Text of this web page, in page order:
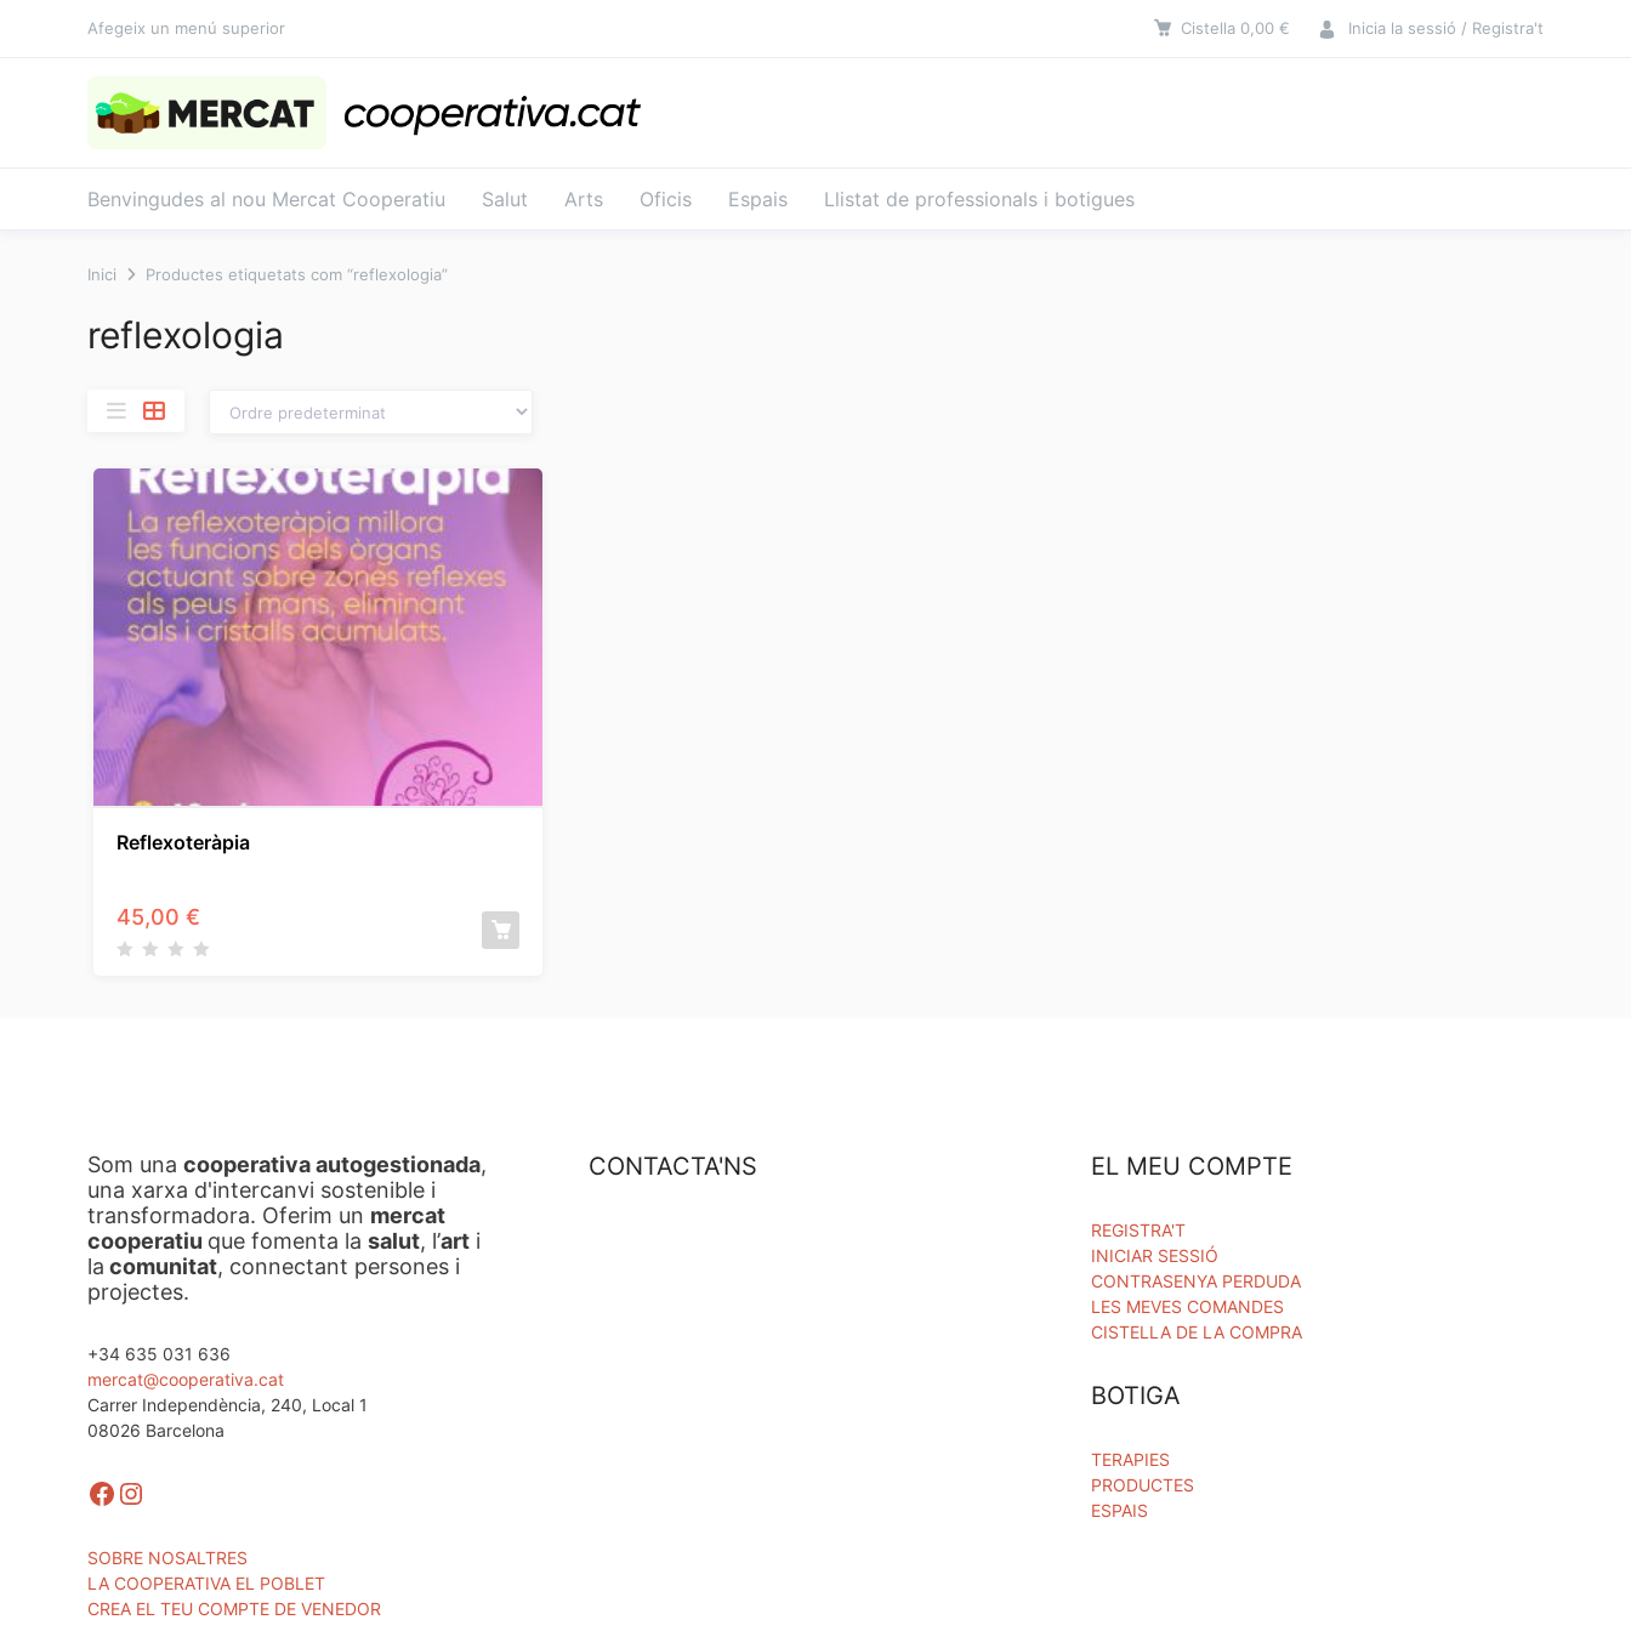
Afegeix un menú superior Cistella 0,00 € Inicia la sessió / Registra't
Benvingudes al nou Mercat Cooperatiu Salut Arts Oficis Espais Llistat de professionals i botigues
Inici Productes etiquetats com “reflexologia”
reflexologia
Reflexoteràpia
45,00 €
Som una cooperativa autogestionada,
una xarxa d'intercanvi sostenible i
transformadora. Oferim un mercat
cooperatiu que fomenta la salut, l’art i
la comunitat, connectant persones i
projectes.
+34 635 031 636
mercat@cooperativa.cat
Carrer Independència, 240, Local 1
08026 Barcelona
Facebook
Instagram
SOBRE NOSALTRES
LA COOPERATIVA EL POBLET
CREA EL TEU COMPTE DE VENEDOR
CONTACTA'NS EL MEU COMPTE
REGISTRA'T
INICIAR SESSIÓ
CONTRASENYA PERDUDA
LES MEVES COMANDES
CISTELLA DE LA COMPRA
BOTIGA
TERAPIES
PRODUCTES
ESPAIS